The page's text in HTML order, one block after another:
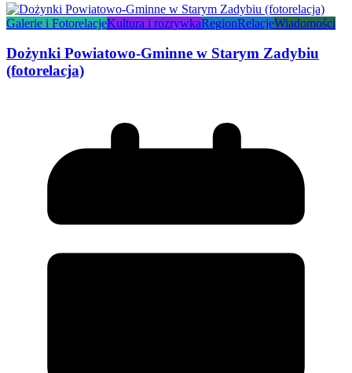
Galerie i FotorelacjeKultura i rozrywkaRegionRelacjeWiadomości
Dożynki Powiatowo-Gminne w Starym Zadybiu
(fotorelacja)